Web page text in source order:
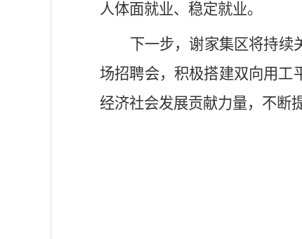
人体面就业、稳定就业。
下一步，谢家集区将持续
场招聘会，积极搭建双向用工
经济社会发展贡献力量，不断